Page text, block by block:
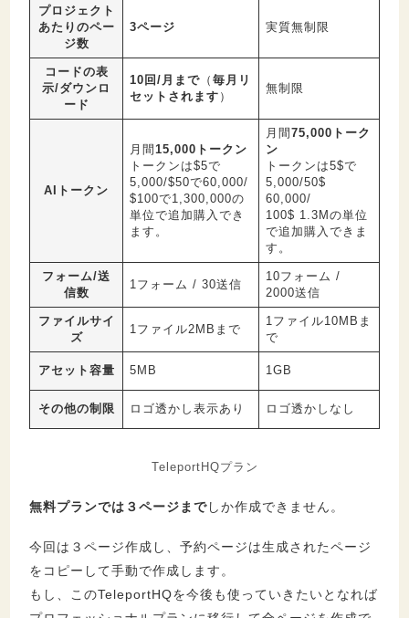
プロジェクト
あたりのペー
ジ数
3ページ 実質無制限
コードの表
示/ダウンロ
ード
10回/月まで（ 毎月リ
セットされます ）
無制限
AIトークン
月間 15,000トークン
トークンは$5で
5,000/$50で60,000/
$100で1,300,000の
単位で追加購入でき
ます。
月間 75,000トーク
ン
トークンは5$で
5,000/50$
60,000/
100$ 1.3Mの単位
で追加購入できま
す。
フォーム/送
信数
1フォーム / 30送信
10フォーム /
2000送信
ファイルサイ
ズ
1ファイル2MBまで
1ファイル10MBま
で
アセット容量 5MB 1GB
その他の制限 ロゴ透かし表示あり ロゴ透かしなし
TeleportHQプラン
無料プランでは３ページまでしか作成できません。
今回は３ページ作成し、予約ページは生成されたページ
をコピーして手動で作成します。
もし、このTeleportHQを今後も使っていきたいとなれば